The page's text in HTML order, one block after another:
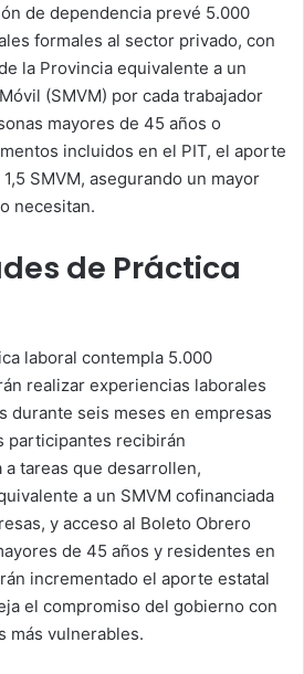
de dependencia prevé 5.000
formales al sector privado, con
la Provincia equivalente a un
(SMVM) por cada trabajador
mayores de 45 años o
incluidos en el PIT, el aporte
SMVM, asegurando un mayor
necesitan.
de Práctica
laboral contempla 5.000
realizar experiencias laborales
durante seis meses en empresas
participantes recibirán
tareas que desarrollen,
a un SMVM cofinanciada
y acceso al Boleto Obrero
de 45 años y residentes en
incrementado el aporte estatal
el compromiso del gobierno con
más vulnerables.